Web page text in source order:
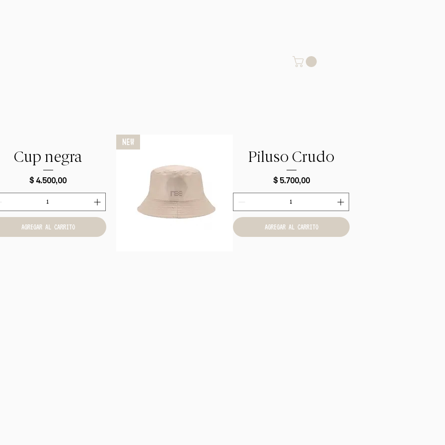
Cup negra
Precio
$ 4.500,00
AGREGAR AL CARRITO
NEW
Piluso Crudo
Precio
$ 5.700,00
AGREGAR AL CARRITO